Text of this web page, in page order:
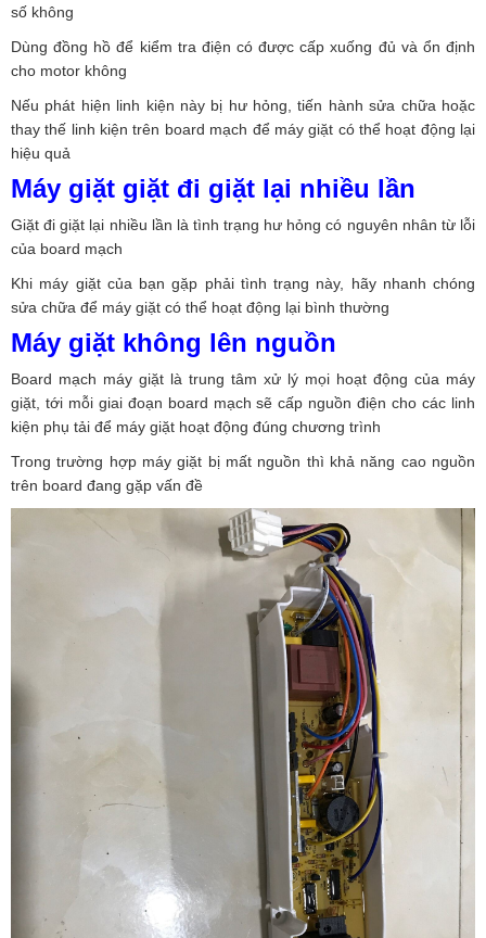
số không
Dùng đồng hồ để kiểm tra điện có được cấp xuống đủ và ổn định
cho motor không
Nếu phát hiện linh kiện này bị hư hỏng, tiến hành sửa chữa hoặc
thay thế linh kiện trên board mạch để máy giặt có thể hoạt động lại
hiệu quả
Máy giặt giặt đi giặt lại nhiều lần
Giặt đi giặt lại nhiều lần là tình trạng hư hỏng có nguyên nhân từ lỗi
của board mạch
Khi máy giặt của bạn gặp phải tình trạng này, hãy nhanh chóng
sửa chữa để máy giặt có thể hoạt động lại bình thường
Máy giặt không lên nguồn
Board mạch máy giặt là trung tâm xử lý mọi hoạt động của máy
giặt, tới mỗi giai đoạn board mạch sẽ cấp nguồn điện cho các linh
kiện phụ tải để máy giặt hoạt động đúng chương trình
Trong trường hợp máy giặt bị mất nguồn thì khả năng cao nguồn
trên board đang gặp vấn đề